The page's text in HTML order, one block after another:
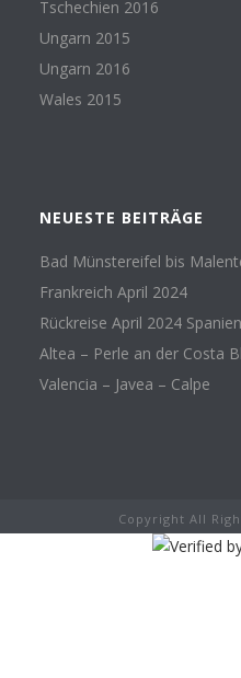
Tschechien 2016
Ungarn 2015
Ungarn 2016
Wales 2015
NEUESTE BEITRÄGE
Bad Münstereifel bis
Frankreich April 2024
Rückreise April 2024 Spanien
Altea – Perle an der Costa
Valencia – Javea – Calpe
Copyright All